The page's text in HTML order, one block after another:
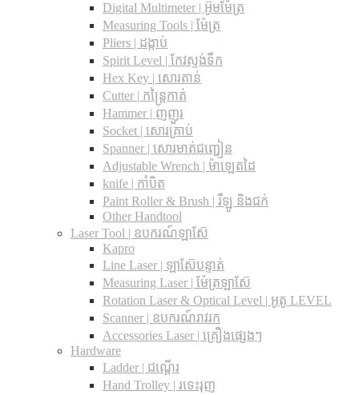
Digital Multimeter | អ៊ូមម៉ែត្រ
Measuring Tools | ម៉ែត្រ
Pliers | ដង្កាប់
Spirit Level | កែវស្ទង់ទឹក
Hex Key | សោរតាន់
Cutter | កន្រ្តៃកាត់
Hammer | ញញួរ
Socket | សោរគ្រាប់
Spanner |​ សោរមាត់ជញ្ជៀន
Adjustable Wrench |​ ម៉ាឡេតដៃ
knife | កាំបិត
Paint Roller & Brush | រឺឡូ និងជក់
Other Handtool
Laser Tool | ឧបករណ៍ឡាស៊ែ
Kapro
Line Laser | ឡាស៊ែបន្ទាត់
Measuring Laser | ម៉ែត្រឡាស៊ែ
Rotation Laser & Optical Level | អូតូ LEVEL
Scanner | ឧបករណ៍រាវរក
Accessories Laser | គ្រឿងផ្សេងៗ
Hardware
Ladder | ជណ្តើរ
Hand Trolley | រទេះរុញ